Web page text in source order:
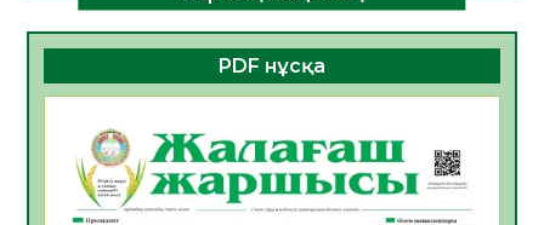
06.08.2026
39 0
ҚҰРЫЛТАЙ САЙЛАУЫ – БОЛАШАҚҚА
БАСТАР ЖАУАПТЫ ТАҢДАУ
06.08.2026
Инфекциялық ауруларға қарсы иммундау
жұмыстарының тиімділігі
PDF нұсқа